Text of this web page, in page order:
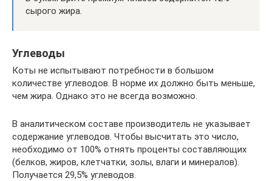
сырого жира.
Углеводы
Коты не испытывают потребности в большом
количестве углеводов. В норме их должно быть меньше,
чем жира. Однако это не всегда возможно.
В аналитическом составе производитель не указывает
содержание углеводов. Чтобы высчитать это число,
необходимо от 100% отнять проценты составляющих
(белков, жиров, клетчатки, золы, влаги и минералов).
Получается 29,5% углеводов.